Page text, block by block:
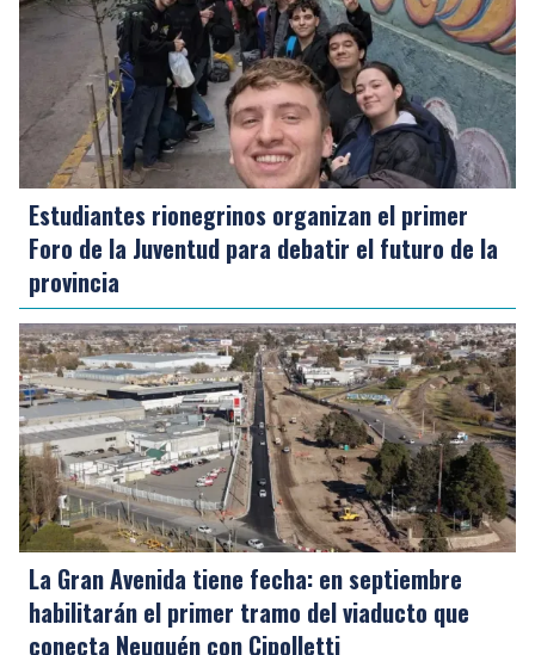
Estudiantes rionegrinos organizan el primer
Foro de la Juventud para debatir el futuro de la
provincia
La Gran Avenida tiene fecha: en septiembre
habilitarán el primer tramo del viaducto que
conecta Neuquén con Cipolletti